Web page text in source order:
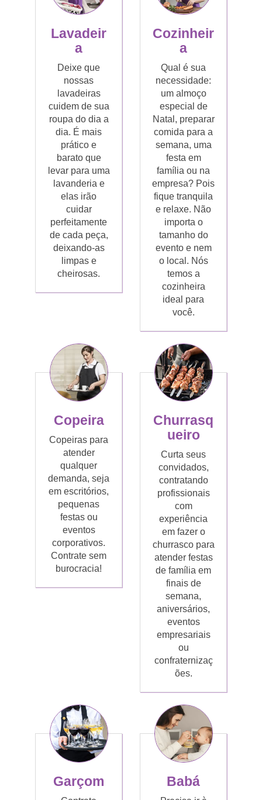
Lavadeir
a
Deixe que
nossas
lavadeiras
cuidem de sua
roupa do dia a
dia. É mais
prático e
barato que
levar para uma
lavanderia e
elas irão
cuidar
perfeitamente
de cada peça,
deixando-as
limpas e
cheirosas.
Cozinheir
a
Qual é sua
necessidade:
um almoço
especial de
Natal, preparar
comida para a
semana, uma
festa em
família ou na
empresa? Pois
fique tranquila
e relaxe. Não
importa o
tamanho do
evento e nem
o local. Nós
temos a
cozinheira
ideal para
você.
Copeira
Copeiras para
atender
qualquer
demanda, seja
em escritórios,
pequenas
festas ou
eventos
corporativos.
Contrate sem
burocracia!
Churrasq
ueiro
Curta seus
convidados,
contratando
profissionais
com
experiência
em fazer o
churrasco para
atender festas
de família em
finais de
semana,
aniversários,
eventos
empresariais
ou
confraternizaç
ões.
Garçom Babá